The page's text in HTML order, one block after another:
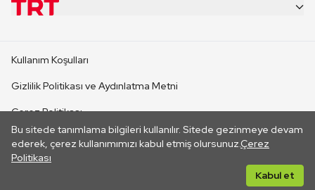
Bu sitede tanımlama bilgileri kullanılır. Sitede gezinmeye devam
ederek, çerez kullanımımızı kabul etmiş olursunuz.Çerez
Politikası
Kabul et
CANLI YAYINLAR
Kullanım Koşulları
Gizlilik Politikası ve Aydınlatma Metni
Çerez Politikası
İletişim
Her hakkı saklıdır. ©2026 TRT. Bağlantı yoluyla gidilen dış